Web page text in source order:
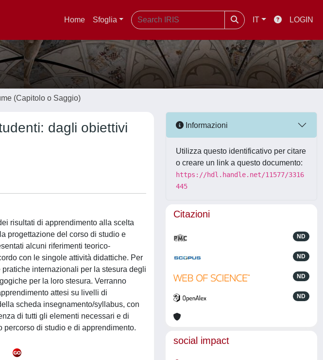
Home Sfoglia IT LOGIN
(Capitolo o Saggio)
dagli obiettivi
risultati di apprendimento alla scelta
progettazione del corso di studio e
alcuni riferimenti teorico-
con le singole attività didattiche. Per
internazionali per la stesura degli
per la loro stesura. Verranno
attesi su livelli di
scheda insegnamento/syllabus, con
di tutti gli elementi necessari e di
di studio e di apprendimento.
Informazioni
Utilizza questo identificativo per citare
o creare un link a questo documento:
https://hdl.handle.net/11577/3316
445
Citazioni
ND
ND
ND
ND
social impact